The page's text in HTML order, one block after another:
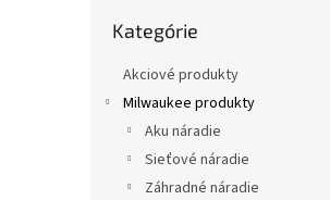
kategórie
Kategórie
Akciové produkty
Milwaukee produkty
Aku náradie
Sieťové náradie
Záhradné náradie